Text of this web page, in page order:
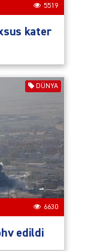
5519
kater
DÜNYA
6630
edildi